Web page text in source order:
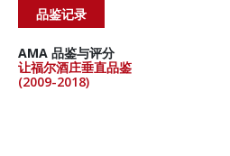
AMA 品鉴与评分
让福尔酒庄垂直品鉴
(2009-2018)
品鉴记录